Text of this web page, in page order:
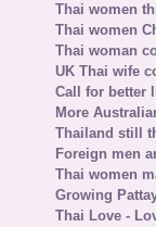
Thai women
Thai women
Thai woman
UK Thai wife
Call for better
More
Thailand still
Foreign men
Thai women
Growing
Thai Love -